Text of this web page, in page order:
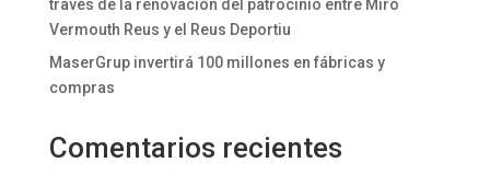
través de la renovación del patrocinio entre Miró
Vermouth Reus y el Reus Deportiu
MaserGrup invertirá 100 millones en fábricas y
compras
Comentarios recientes